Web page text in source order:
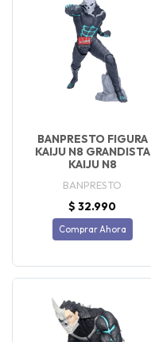
BANPRESTO FIGURA
KAIJU N8 GRANDISTA
KAIJU N8
BANPRESTO
$ 32.990
Comprar Ahora